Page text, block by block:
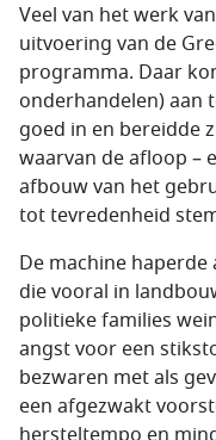
Veel van het werk
uitvoering van de
programma. Daar
onderhandelen) aan
goed in en bereidde
waarvan de afloop –
afbouw van het
tot tevredenheid
De machine
die vooral in
politieke families
angst voor een
bezwaren met als
een afgezwakt